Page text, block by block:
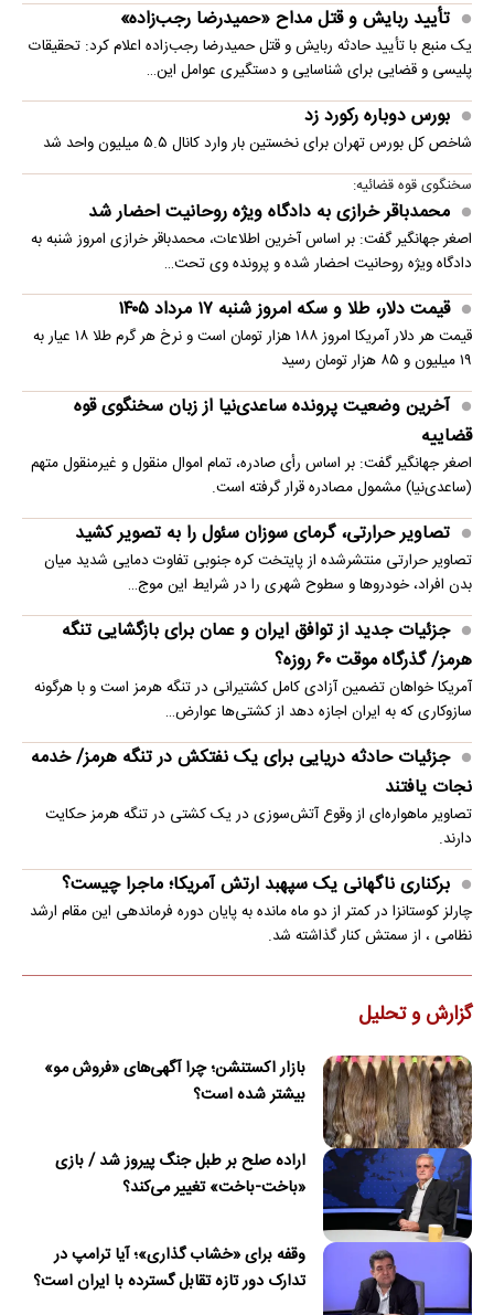
تأیید ربایش و قتل مداح «حمیدرضا رجب‌زاده»
یک منبع با تأیید حادثه ربایش و قتل حمیدرضا رجب‌زاده اعلام کرد: تحقیقات
پلیسی و قضایی برای شناسایی و دستگیری عوامل این…
بورس دوباره رکورد زد
شاخص کل بورس تهران برای نخستین ‌بار وارد کانال ۵.۵ میلیون واحد شد
سخنگوی قوه قضائیه:
محمدباقر خرازی به دادگاه ویژه روحانیت احضار شد
اصغر جهانگیر گفت: بر اساس آخرین اطلاعات، محمدباقر خرازی امروز شنبه به
دادگاه ویژه روحانیت احضار شده و پرونده وی تحت…
قیمت دلار، طلا و سکه امروز شنبه ۱۷ مرداد ۱۴۰۵
قیمت هر دلار آمریکا امروز ۱۸۸ هزار تومان است و نرخ هر گرم طلا ۱۸ عیار به
۱۹ میلیون و ۸۵ هزار تومان رسید
آخرین وضعیت پرونده ساعدی‌نیا از زبان سخنگوی قوه
قضاییه
اصغر جهانگیر گفت: بر اساس رأی صادره، تمام اموال منقول و غیرمنقول متهم
(ساعدی‌نیا) مشمول مصادره قرار گرفته است.
تصاویر حرارتی، گرمای سوزان سئول را به تصویر کشید
تصاویر حرارتی منتشرشده از پایتخت کره جنوبی تفاوت دمایی شدید میان
بدن افراد، خودروها و سطوح شهری را در شرایط این موج…
جزئیات جدید از توافق ایران و عمان برای بازگشایی تنگه
هرمز/ گذرگاه موقت ۶۰ روزه؟
آمریکا خواهان تضمین آزادی کامل کشتیرانی در تنگه هرمز است و با هرگونه
سازوکاری که به ایران اجازه دهد از کشتی‌ها عوارض…
جزئیات حادثه دریایی برای یک نفتکش در تنگه هرمز/ خدمه
نجات یافتند
تصاویر ماهو‌اره‌ای از وقوع آتش‌سوزی در یک کشتی در تنگه هرمز حکایت
دارند.
برکناری ناگهانی یک سپهبد ارتش آمریکا؛ ماجرا چیست؟
چارلز کوستانزا در کمتر از دو ماه مانده به پایان دوره فرماندهی این مقام ارشد
نظامی ، از سمتش کنار گذاشته شد.
گزارش و تحلیل
بازار اکستنشن؛ چرا آگهی‌های «فروش مو»
بیشتر شده است؟
اراده صلح بر طبل جنگ پیروز شد / بازی
«باخت-باخت» تغییر می‌کند؟
وقفه برای «خشاب گذاری»؛ آیا ترامپ در
تدارک دور تازه تقابل گسترده با ایران است؟